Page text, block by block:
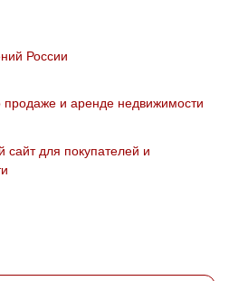
России
и аренде недвижимости
сайт для покупателей и